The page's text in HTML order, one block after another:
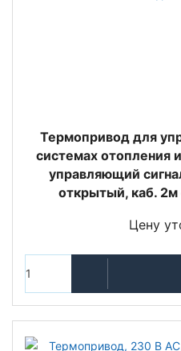
Термопривод для
системах отопления
управляющий
открытый, каб.
Цену